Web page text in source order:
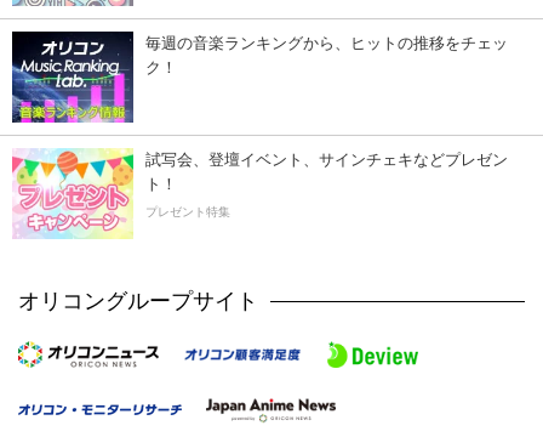
毎週の音楽ランキングから、ヒットの推移をチェッ
ク！
試写会、登壇イベント、サインチェキなどプレゼン
ト！
プレゼント特集
オリコングループサイト